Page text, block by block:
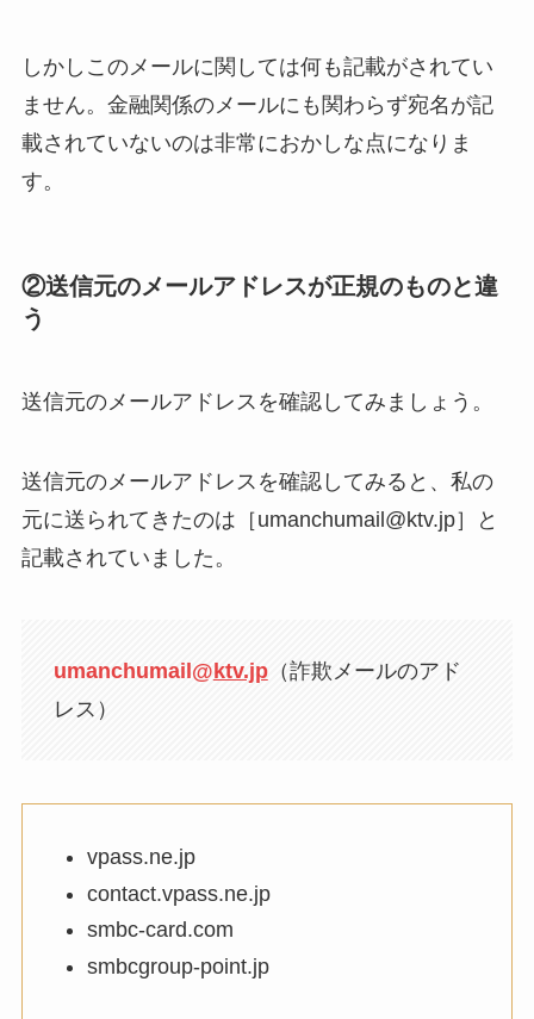
しかしこのメールに関しては何も記載がされてい
ません。金融関係のメールにも関わらず宛名が記
載されていないのは非常におかしな点になりま
す。
②送信元のメールアドレスが正規のものと違
う
送信元のメールアドレスを確認してみましょう。
送信元のメールアドレスを確認してみると、私の
元に送られてきたのは［umanchumail@ktv.jp］と
記載されていました。
umanchumail@ ktv.jp（詐欺メールのアド
レス）
vpass.ne.jp
contact.vpass.ne.jp
smbc-card.com
smbcgroup-point.jp